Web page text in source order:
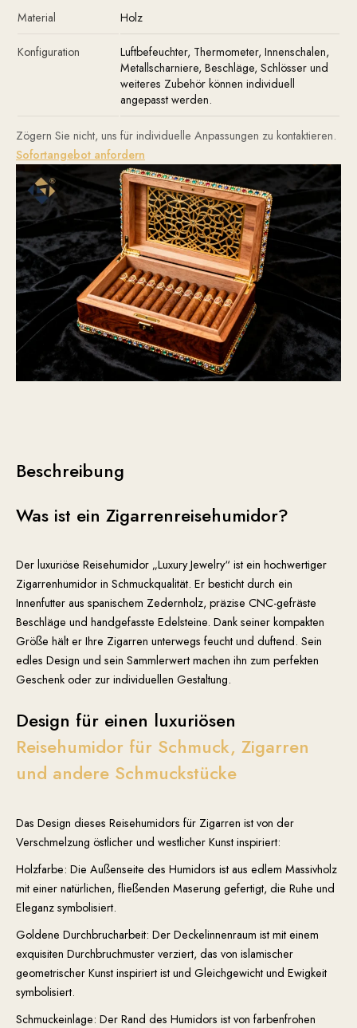
Material Holz
Konfiguration
Luftbefeuchter, Thermometer, Innenschalen,
Metallscharniere, Beschläge, Schlösser und
weiteres Zubehör können individuell
angepasst werden.
Zögern Sie nicht, uns für individuelle Anpassungen zu kontaktieren.
Sofortangebot anfordern
Beschreibung
Was ist ein Zigarrenreisehumidor?
Der luxuriöse Reisehumidor „Luxury Jewelry“ ist ein hochwertiger
Zigarrenhumidor in Schmuckqualität. Er besticht durch ein
Innenfutter aus spanischem Zedernholz, präzise CNC-gefräste
Beschläge und handgefasste Edelsteine. Dank seiner kompakten
Größe hält er Ihre Zigarren unterwegs feucht und duftend. Sein
edles Design und sein Sammlerwert machen ihn zum perfekten
Geschenk oder zur individuellen Gestaltung.
Design für einen luxuriösen
Reisehumidor für Schmuck, Zigarren
und andere Schmuckstücke
Das Design dieses Reisehumidors für Zigarren ist von der
Verschmelzung östlicher und westlicher Kunst inspiriert:
Holzfarbe: Die Außenseite des Humidors ist aus edlem Massivholz
mit einer natürlichen, fließenden Maserung gefertigt, die Ruhe und
Eleganz symbolisiert.
Goldene Durchbrucharbeit: Der Deckelinnenraum ist mit einem
exquisiten Durchbruchmuster verziert, das von islamischer
geometrischer Kunst inspiriert ist und Gleichgewicht und Ewigkeit
symbolisiert.
Schmuckeinlage: Der Rand des Humidors ist von farbenfrohen